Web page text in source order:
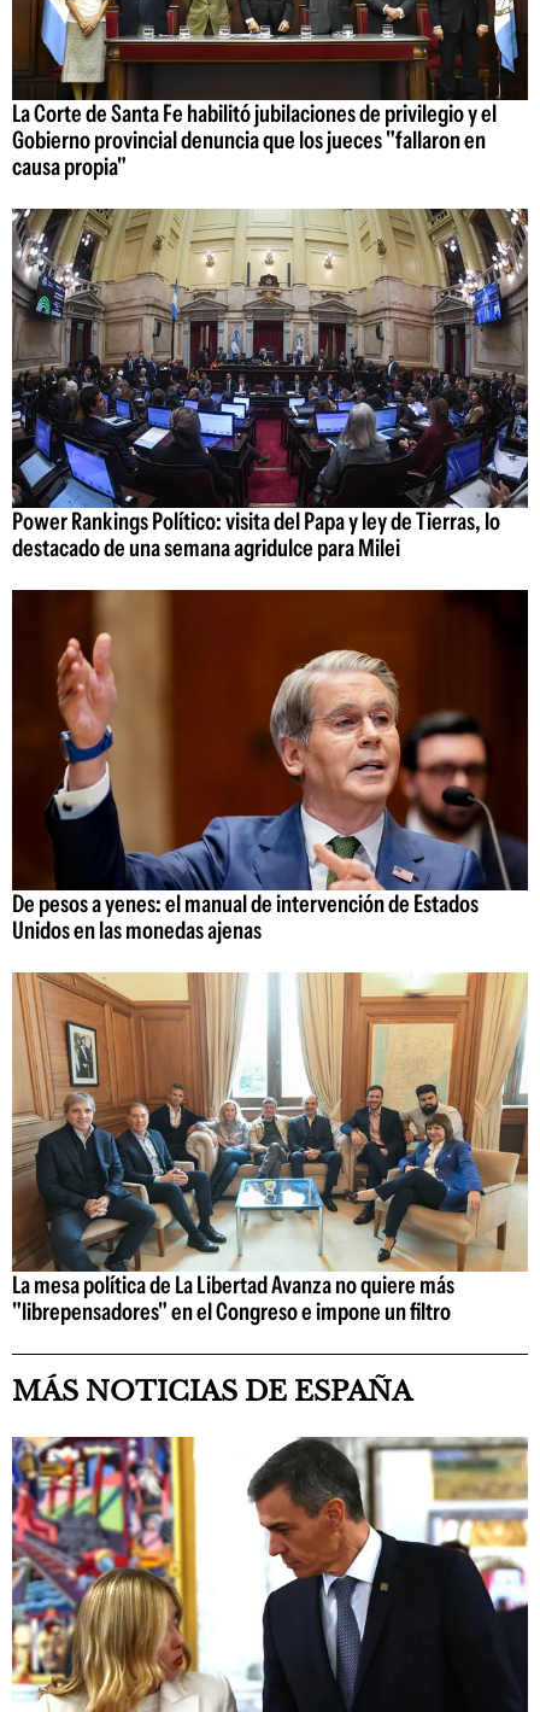
La Corte de Santa Fe habilitó jubilaciones de privilegio y el
Gobierno provincial denuncia que los jueces "fallaron en
causa propia"
Power Rankings Político: visita del Papa y ley de Tierras, lo
destacado de una semana agridulce para Milei
De pesos a yenes: el manual de intervención de Estados
Unidos en las monedas ajenas
La mesa política de La Libertad Avanza no quiere más
"librepensadores" en el Congreso e impone un filtro
MÁS NOTICIAS DE ESPAÑA